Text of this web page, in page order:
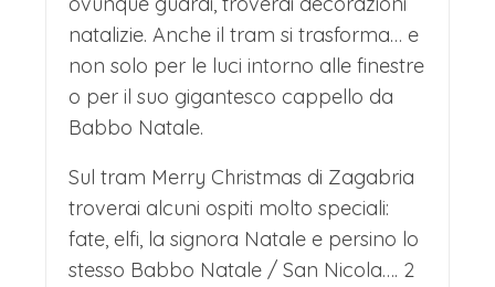
natalizie. Anche il tram si trasforma… e
non solo per le luci intorno alle finestre
o per il suo gigantesco cappello da
Babbo Natale.
Sul tram Merry Christmas di Zagabria
troverai alcuni ospiti molto speciali:
fate, elfi, la signora Natale e persino lo
stesso Babbo Natale / San Nicola…. 2